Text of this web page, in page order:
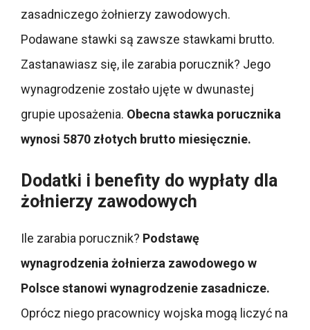
zasadniczego żołnierzy zawodowych.
Podawane stawki są zawsze stawkami brutto.
Zastanawiasz się, ile zarabia porucznik? Jego
wynagrodzenie zostało ujęte w dwunastej
grupie uposażenia. Obecna stawka porucznika
wynosi 5870 złotych brutto miesięcznie.
Dodatki i benefity do wypłaty dla
żołnierzy zawodowych
Ile zarabia porucznik? Podstawę
wynagrodzenia żołnierza zawodowego w
Polsce stanowi wynagrodzenie zasadnicze.
Oprócz niego pracownicy wojska mogą liczyć na